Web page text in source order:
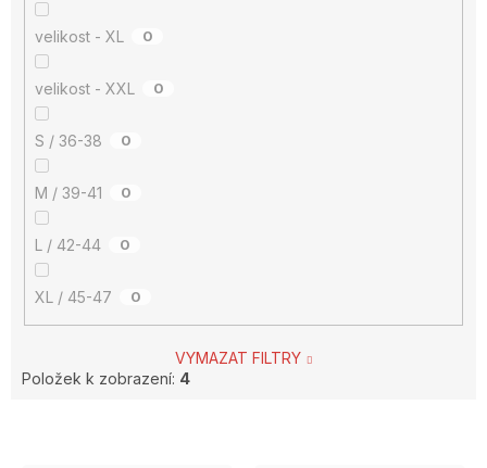
velikost - XL 0
velikost - XXL 0
S / 36-38 0
M / 39-41 0
L / 42-44 0
XL / 45-47 0
VYMAZAT FILTRY
Položek k zobrazení: 4